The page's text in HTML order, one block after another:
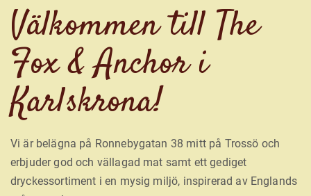
Välkommen till The
Fox & Anchor i
Karlskrona!
Vi är belägna på Ronnebygatan 38 mitt på Trossö och
erbjuder god och vällagad mat samt ett gediget
dryckessortiment i en mysig miljö, inspirerad av Englands